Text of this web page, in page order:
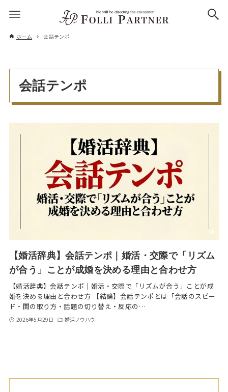
ホーム 会話テンポ
会話テンポ
【婚活辞典】会話テンポ｜婚活・交際で「リズム
が合う」ことが成婚を決める理由と合わせ方
【婚活辞典】会話テンポ｜婚活・交際で「リズムが合う」ことが成
婚を決める理由と合わせ方 【結論】会話テンポとは「会話のスピー
ド・間の取り方・話題の切り替え・反応の…
2026年5月29日 婚活ノウハウ